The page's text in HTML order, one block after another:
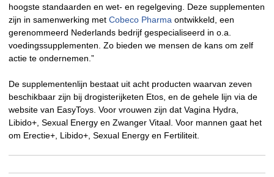
hoogste standaarden en wet- en regelgeving. Deze supplementen
zijn in samenwerking met Cobeco Pharma ontwikkeld, een
gerenommeerd Nederlands bedrijf gespecialiseerd in o.a.
voedingssupplementen. Zo bieden we mensen de kans om zelf
actie te ondernemen.”
De supplementenlijn bestaat uit acht producten waarvan zeven
beschikbaar zijn bij drogisterijketen Etos, en de gehele lijn via de
website van EasyToys. Voor vrouwen zijn dat Vagina Hydra,
Libido+, Sexual Energy en Zwanger Vitaal. Voor mannen gaat het
om Erectie+, Libido+, Sexual Energy en Fertiliteit.